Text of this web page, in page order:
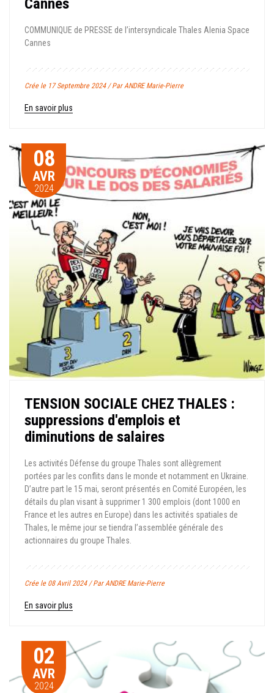
COMMUNIQUE de PRESSE de l’intersyndicale Thales Alenia Space
Cannes
Crée le 17 Septembre 2024 / Par ANDRE Marie-Pierre
En savoir plus
08
AVR
2024
TENSION SOCIALE CHEZ THALES :
suppressions d'emplois et
diminutions de salaires
Les activités Défense du groupe Thales sont allègrement
portées par les conflits dans le monde et notamment en Ukraine.
D’autre part le 15 mai, seront présentés en Comité Européen, les
détails du plan visant à supprimer 1 300 emplois (dont 1000 en
France et les autres en Europe) dans les activités spatiales de
Thales, le même jour se tiendra l’assemblée générale des
actionnaires du groupe Thales.
Crée le 08 Avril 2024 / Par ANDRE Marie-Pierre
En savoir plus
02
AVR
2024